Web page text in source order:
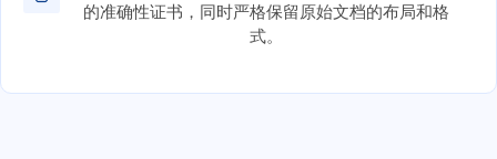
的准确性证书，同时严格保留原始文档的布局和格
式。